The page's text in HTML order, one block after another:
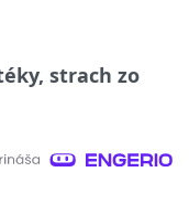
strach zo